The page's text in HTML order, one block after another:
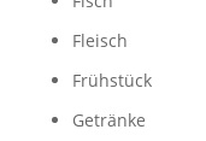
Fleisch
Frühstück
Getränke